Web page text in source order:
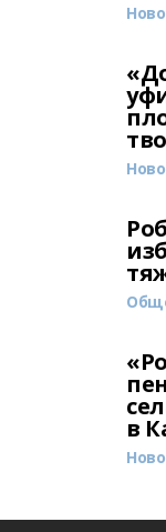
в